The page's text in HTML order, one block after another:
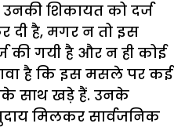
शिकायत को दर्ज
दी है, मगर न तो इस
गयी है और न ही कोई
है कि इस मसले पर कई
साथ खड़े हैं. उनके
मिलकर सार्वजनिक